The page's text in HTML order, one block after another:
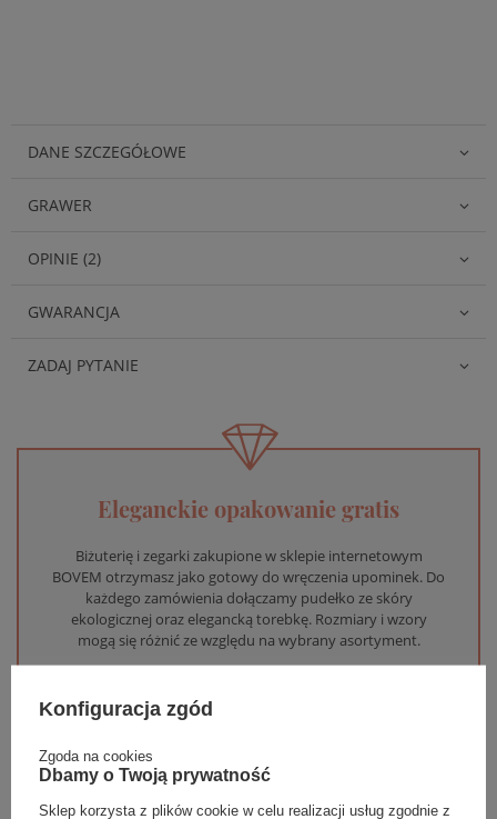
DANE SZCZEGÓŁOWE
GRAWER
OPINIE (2)
GWARANCJA
ZADAJ PYTANIE
Eleganckie opakowanie gratis
Biżuterię i zegarki zakupione w sklepie internetowym
BOVEM otrzymasz jako gotowy do wręczenia upominek. Do
każdego zamówienia dołączamy pudełko ze skóry
ekologicznej oraz elegancką torebkę. Rozmiary i wzory
mogą się różnić ze względu na wybrany asortyment.
Konfiguracja zgód
Zgoda na cookies
Dbamy o Twoją prywatność
Sklep korzysta z plików cookie w celu realizacji usług zgodnie z